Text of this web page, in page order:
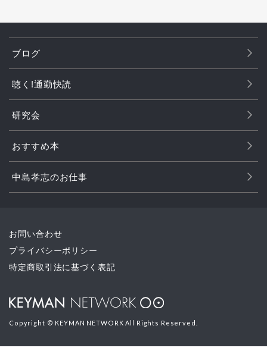
ブログ
聴く!通勤快読
研究会
おすすめ本
中島孝志のお仕事
お問い合わせ
プライバシーポリシー
特定商取引法に基づく表記
Copyright © KEYMAN NETWORK All Rights Reserved.